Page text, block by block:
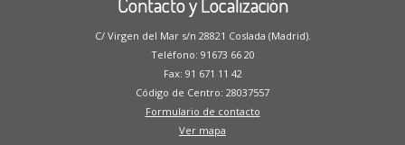
C/ Virgen del Mar s/n 28821 Coslada (Madrid).
Teléfono: 91673 66 20
Fax: 91 671 11 42
Código de Centro: 28037557
Formulario de contacto
Ver mapa